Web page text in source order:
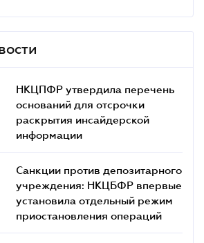
НКЦПФР утвердила перечень
оснований для отсрочки
раскрытия инсайдерской
информации
Санкции против депозитарного
учреждения: НКЦБФР впервые
установила отдельный режим
приостановления операций